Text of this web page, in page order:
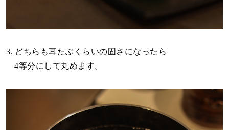
3. どちらも耳たぶくらいの固さになったら
4等分にして丸めます。